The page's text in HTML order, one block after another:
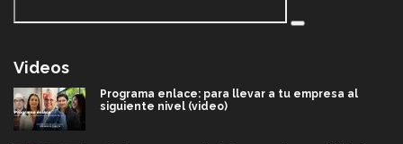
Videos
Programa enlace: para llevar a tu empresa al
siguiente nivel (video)